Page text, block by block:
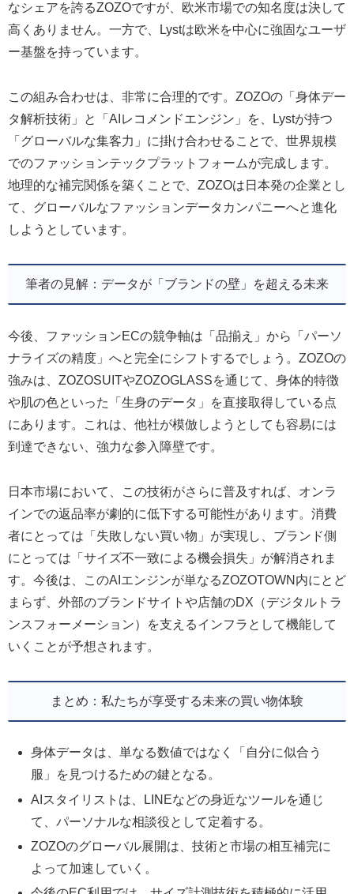
なシェアを誇るZOZOですが、欧米市場での知名度は決して
高くありません。一方で、Lystは欧米を中心に強固なユーザ
ー基盤を持っています。
この組み合わせは、非常に合理的です。ZOZOの「身体デー
タ解析技術」と「AIレコメンドエンジン」を、Lystが持つ
「グローバルな集客力」に掛け合わせることで、世界規模
でのファッションテックプラットフォームが完成します。
地理的な補完関係を築くことで、ZOZOは日本発の企業とし
て、グローバルなファッションデータカンパニーへと進化
しようとしています。
筆者の見解：データが「ブランドの壁」を超える未来
今後、ファッションECの競争軸は「品揃え」から「パーソ
ナライズの精度」へと完全にシフトするでしょう。ZOZOの
強みは、ZOZOSUITやZOZOGLASSを通じて、身体的特徴
や肌の色といった「生身のデータ」を直接取得している点
にあります。これは、他社が模倣しようとしても容易には
到達できない、強力な参入障壁です。
日本市場において、この技術がさらに普及すれば、オンラ
インでの返品率が劇的に低下する可能性があります。消費
者にとっては「失敗しない買い物」が実現し、ブランド側
にとっては「サイズ不一致による機会損失」が解消されま
す。今後は、このAIエンジンが単なるZOZOTOWN内にとど
まらず、外部のブランドサイトや店舗のDX（デジタルトラ
ンスフォーメーション）を支えるインフラとして機能して
いくことが予想されます。
まとめ：私たちが享受する未来の買い物体験
身体データは、単なる数値ではなく「自分に似合う
服」を見つけるための鍵となる。
AIスタイリストは、LINEなどの身近なツールを通じ
て、パーソナルな相談役として定着する。
ZOZOのグローバル展開は、技術と市場の相互補完に
よって加速していく。